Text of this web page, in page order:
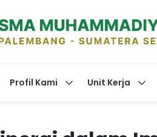
Profil Kami Unit Kerja